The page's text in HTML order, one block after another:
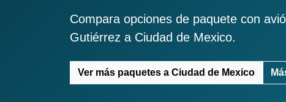
Compara opciones de paquete con
Gutiérrez a Ciudad de Mexico.
Ver más paquetes a Ciudad de Mexico